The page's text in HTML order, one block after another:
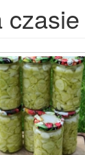
czasie